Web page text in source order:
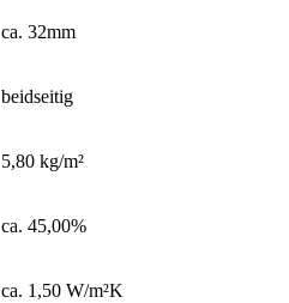
ca. 32mm
beidseitig
5,80 kg/m²
ca. 45,00%
ca. 1,50 W/m²K